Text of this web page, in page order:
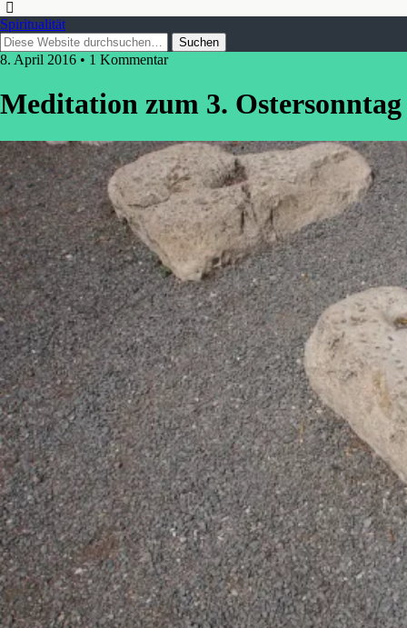
Spiritualität
8. April 2016 • 1 Kommentar
Meditation zum 3. Ostersonntag